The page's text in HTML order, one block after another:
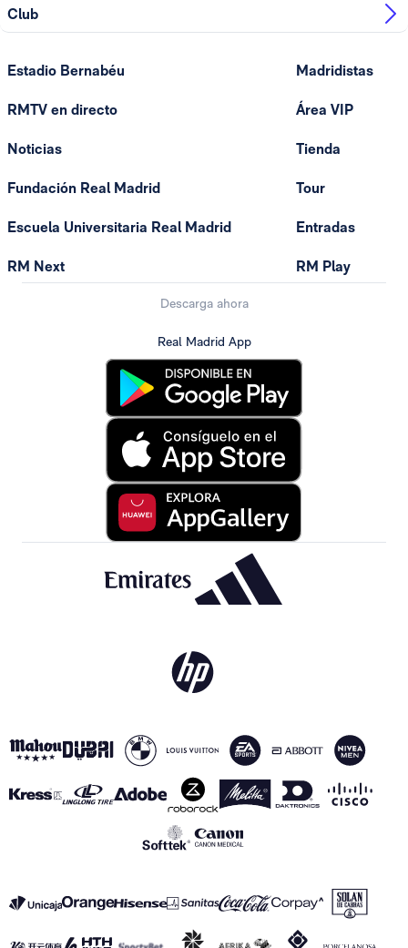
Club
Estadio Bernabéu
RMTV en directo
Noticias
Fundación Real Madrid
Escuela Universitaria Real Madrid
RM Next
Madridistas
Área VIP
Tienda
Tour
Entradas
RM Play
Descarga ahora
Real Madrid App